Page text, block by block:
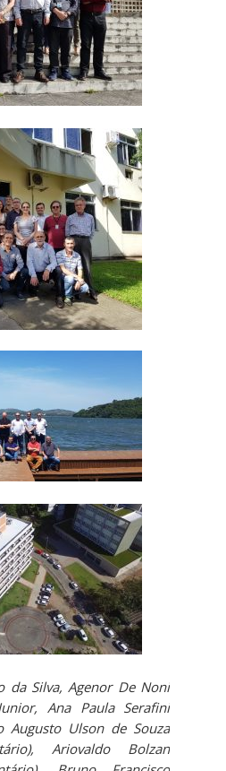
da Silva, Agenor De Noni
Ana Paula Serafini
Augusto Ulson de Souza
Ariovaldo Bolzan